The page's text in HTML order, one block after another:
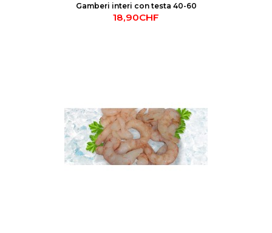
Gamberi interi con testa 40-60
18,90CHF